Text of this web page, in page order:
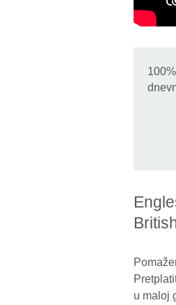
u maloj